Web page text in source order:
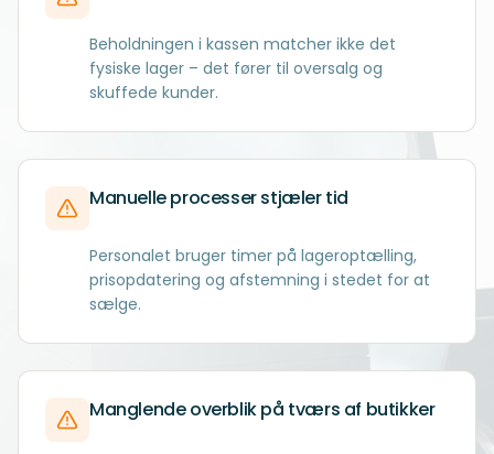
Beholdningen i kassen matcher ikke det
fysiske lager – det fører til oversalg og
skuffede kunder.
Manuelle processer stjæler tid
Personalet bruger timer på lageroptælling,
prisopdatering og afstemning i stedet for at
sælge.
Manglende overblik på tværs af butikker